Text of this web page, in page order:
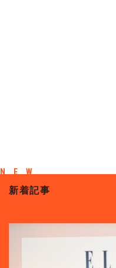
新着記事